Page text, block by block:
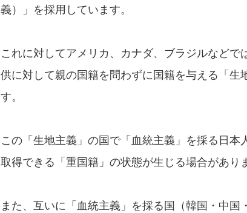
義）」を採用しています。
これに対してアメリカ、カナダ、ブラジルなどで
供に対して親の国籍を問わずに国籍を与える「生
す。
この「生地主義」の国で「血統主義」を採る日
取得できる「重国籍」の状態が生じる場合があり
また、互いに「血統主義」を採る国（韓国・中